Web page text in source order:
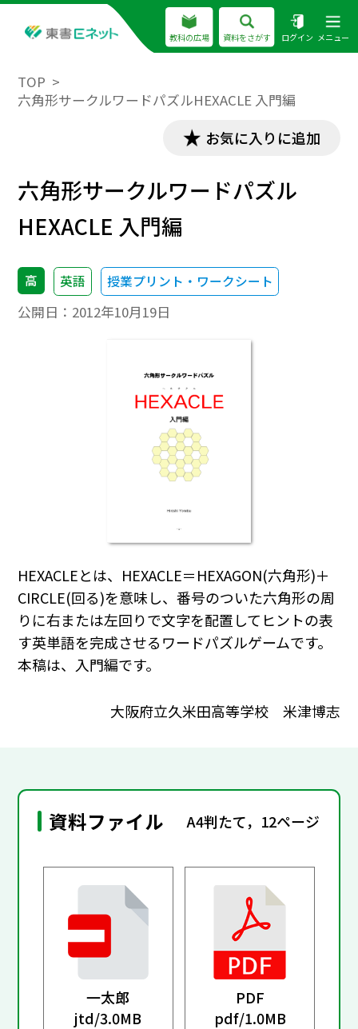
教科の広場 資料をさがす ログイン メニュー
TOP
六角形サークルワードパズルHEXACLE 入門編
お気に入りに追加
六角形サークルワードパズル
HEXACLE 入門編
高 英語 授業プリント・ワークシート
公開日： 2012年10月19日
HEXACLEとは、HEXACLE＝HEXAGON(六角形)＋
CIRCLE(回る)を意味し、番号のついた六角形の周
りに右または左回りで文字を配置してヒントの表
す英単語を完成させるワードパズルゲームです。
本稿は、入門編です。
大阪府立久米田高等学校 米津博志
資料ファイル A4判たて，12ページ
一太郎
jtd/3.0MB
PDF
pdf/1.0MB